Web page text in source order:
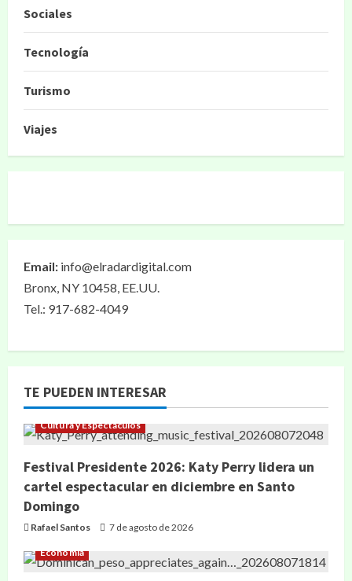
Sociales
Tecnología
Turismo
Viajes
Email: info@elradardigital.com
Bronx, NY 10458, EE.UU.
Tel.: 917-682-4049
TE PUEDEN INTERESAR
Cultura y Espectáculos
Festival Presidente 2026: Katy Perry lidera un
cartel espectacular en diciembre en Santo
Domingo
Rafael Santos 7 de agosto de 2026
Economía